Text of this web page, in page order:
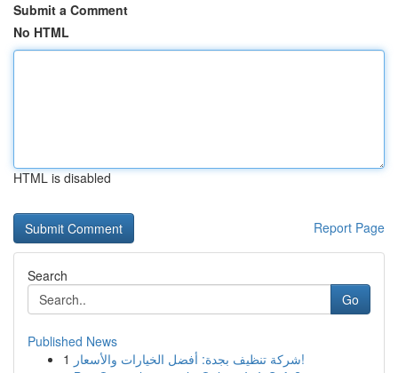
Submit a Comment
No HTML
HTML is disabled
Report Page
Search
Go
Published News
1
شركة تنظيف بجدة: أفضل الخيارات والأسعار!